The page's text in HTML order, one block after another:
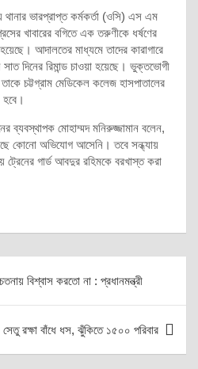
থানার ভারপ্রাপ্ত কর্মকর্তা (ওসি) এস এম
খাবারের বগিতে এক তরুণীকে ধর্ষণের
আদালতের মাধ্যমে তাদের কারাগারে
দিনের রিমান্ড চাওয়া হয়েছে। ভুক্তভোগী
চট্টগ্রাম মেডিকেল কলেজ হাসপাতালের
হবে।
ব্যবস্থাপক মোহাম্মদ মনিরুজ্জামান বলেন,
কোনো অভিযোগ আসেনি। তবে সন্ধ্যায়
ট্রেনের গার্ড আবদুর রহিমকে বরখাস্ত করা
বিশ্বাস করতো না : প্রধানমন্ত্রী
সেতু রক্ষা বাঁধে ধস, ঝুঁকিতে ১৫০০ পরিবার